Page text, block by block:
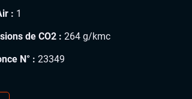
: 1
de CO2 : 264 g/kmc
N° : 23349